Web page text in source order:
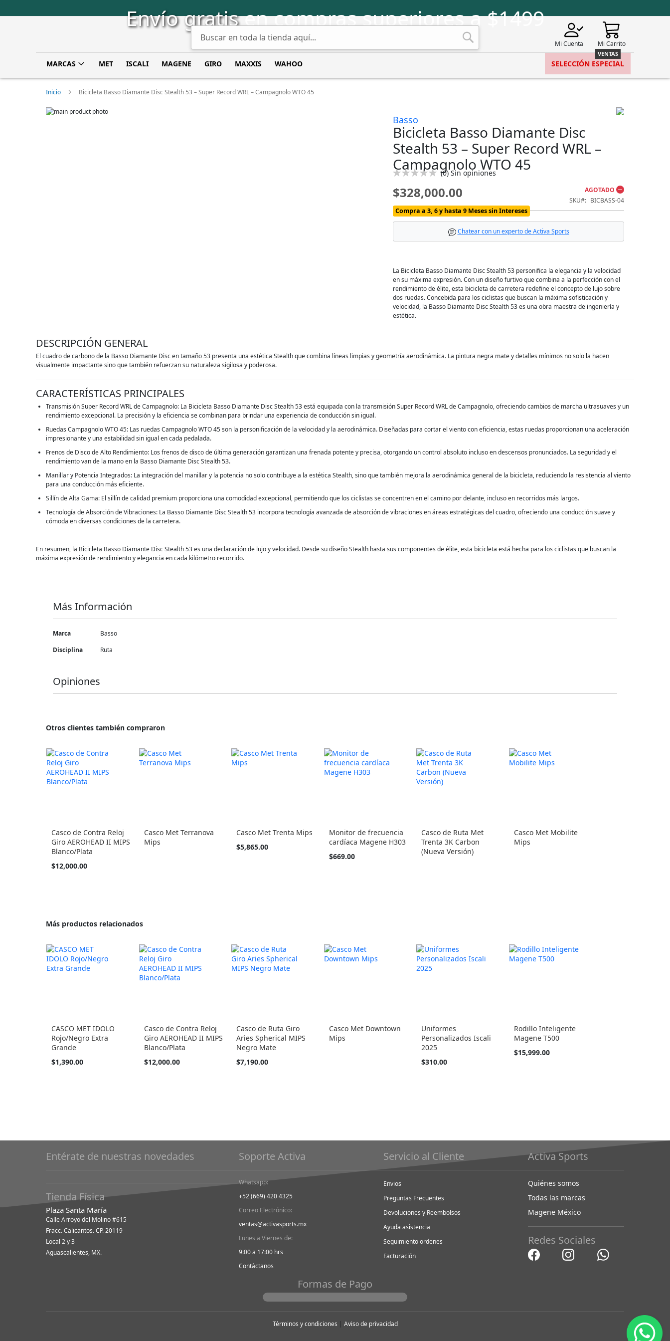
a
Envío gratisen compras superiores a $1499
Buscar
Mi Cuenta Mi Carrito
MARCAS MET ISCALI MAGENE GIRO MAXXIS WAHOO SELECCIÓN ESPECIAL
Inicio Bicicleta Basso Diamante Disc Stealth 53 – Super Record WRL – Campagnolo WTO 45
Skip
Basso
Bicicleta Basso Diamante Disc
Stealth 53 – Super Record WRL –
Campagnolo WTO 45
Calificación:
(0)Sin opiniones
$328,000.00
AGOTADO
SKU
BICBASS-04
Compra a 3, 6 y hasta 9 Meses sin Intereses
Chatear con un experto de Activa Sports
La Bicicleta Basso Diamante Disc Stealth 53 personifica la elegancia y la velocidad
en su máxima expresión. Con un diseño furtivo que combina a la perfección con el
rendimiento de élite, esta bicicleta de carretera redefine el concepto de lujo sobre
dos ruedas. Concebida para los ciclistas que buscan la máxima sofisticación y
velocidad, la Basso Diamante Disc Stealth 53 es una obra maestra de ingeniería y
estética.
DESCRIPCIÓN GENERAL
El cuadro de carbono de la Basso Diamante Disc en tamaño 53 presenta una estética Stealth que combina líneas limpias y geometría aerodinámica. La pintura negra mate y detalles mínimos no solo la hacen
visualmente impactante sino que también refuerzan su naturaleza sigilosa y poderosa.
CARACTERÍSTICAS PRINCIPALES
Transmisión Super Record WRL de Campagnolo: La Bicicleta Basso Diamante Disc Stealth 53 está equipada con la transmisión Super Record WRL de Campagnolo, ofreciendo cambios de marcha ultrasuaves y un
rendimiento excepcional. La precisión y la eficiencia se combinan para brindar una experiencia de conducción sin igual.
Ruedas Campagnolo WTO 45: Las ruedas Campagnolo WTO 45 son la personificación de la velocidad y la aerodinámica. Diseñadas para cortar el viento con eficiencia, estas ruedas proporcionan una aceleración
impresionante y una estabilidad sin igual en cada pedalada.
Frenos de Disco de Alto Rendimiento: Los frenos de disco de última generación garantizan una frenada potente y precisa, otorgando un control absoluto incluso en descensos pronunciados. La seguridad y el
rendimiento van de la mano en la Basso Diamante Disc Stealth 53.
Manillar y Potencia Integrados: La integración del manillar y la potencia no solo contribuye a la estética Stealth, sino que también mejora la aerodinámica general de la bicicleta, reduciendo la resistencia al viento
para una conducción más eficiente.
Sillín de Alta Gama: El sillín de calidad premium proporciona una comodidad excepcional, permitiendo que los ciclistas se concentren en el camino por delante, incluso en recorridos más largos.
Tecnología de Absorción de Vibraciones: La Basso Diamante Disc Stealth 53 incorpora tecnología avanzada de absorción de vibraciones en áreas estratégicas del cuadro, ofreciendo una conducción suave y
cómoda en diversas condiciones de la carretera.
En resumen, la Bicicleta Basso Diamante Disc Stealth 53 es una declaración de lujo y velocidad. Desde su diseño Stealth hasta sus componentes de élite, esta bicicleta está hecha para los ciclistas que buscan la
máxima expresión de rendimiento y elegancia en cada kilómetro recorrido.
Más Información
Más
Marca
Basso
Disciplina
Ruta
Opiniones
Otros clientes también compraron
Casco de Contra Reloj
Giro AEROHEAD II MIPS
Blanco/Plata
$12,000.00
Casco Met Terranova
Mips
Casco Met Trenta Mips
Tan
$5,865.00
Monitor de frecuencia
cardíaca Magene H303
$669.00
Casco de Ruta Met
Trenta 3K Carbon
(Nueva Versión)
Casco Met Mobilite
Mips
Más productos relacionados
CASCO MET IDOLO
Rojo/Negro Extra
Grande
$1,390.00
Casco de Contra Reloj
Giro AEROHEAD II MIPS
Blanco/Plata
$12,000.00
Casco de Ruta Giro
Aries Spherical MIPS
Negro Mate
$7,190.00
Casco Met Downtown
Mips
Uniformes
Personalizados Iscali
2025
Empezando
$310.00
Rodillo Inteligente
Magene T500
$15,999.00
Entérate de nuestras novedades
Tienda Física
Plaza Santa María
Calle Arroyo del Molino #615
Fracc. Calicantos. CP. 20119
Local 2 y 3
Aguascalientes, MX.
Soporte Activa
Whatsapp:
+52 (669) 420 4325
Correo Electrónico:
ventas@activasports.mx
Lunes a Viernes de:
9:00 a 17:00 hrs
Contáctanos
Servicio al Cliente
Envios
Preguntas Frecuentes
Devoluciones y Reembolsos
Ayuda asistencia
Seguimiento ordenes
Facturación
Activa Sports
Quiénes somos
Todas las marcas
Magene México
Redes Sociales
Formas de Pago
Términos y condiciones | Aviso de privacidad